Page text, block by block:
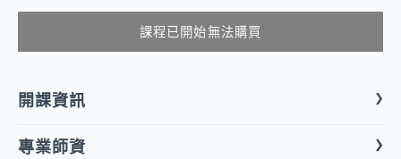
課程已開始無法購買
開課資訊
專業師資